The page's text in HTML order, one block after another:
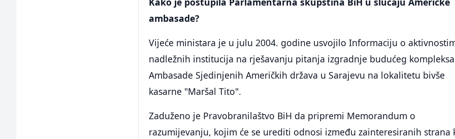
ambasade?
Vijeće ministara je u julu 2004. godine usvojilo Informaciju o
nadležnih institucija na rješavanju pitanja izgradnje budućeg kompleksa
Ambasade Sjedinjenih Američkih država u Sarajevu na lokalitetu bivše
kasarne "Maršal Tito".
Zaduženo je Pravobranilaštvo BiH da pripremi Memorandum o
razumijevanju, kojim će se urediti odnosi između zainteresiranih strana